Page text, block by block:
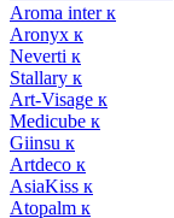
Aroma inter к
Aronyx к
Neverti к
Stallary к
Art-Visage к
Medicube к
Giinsu к
Artdeco к
AsiaKiss к
Atopalm к